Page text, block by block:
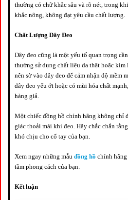
thường có chữ khắc sâu và rõ nét, trong
khắc nông, không đạt yêu cầu chất lượng.
Chất Lượng Dây Đeo
Dây đeo cũng là một yếu tố quan trọng
thường sử dụng chất liệu da thật hoặc kim
nên sờ vào dây đeo để cảm nhận độ mềm
dây đeo yếu ớt hoặc có mùi hóa chất
hàng giả.
Một chiếc đồng hồ chính hãng không chỉ
giác thoải mái khi đeo. Hãy chắc chắn
khó chịu cho cổ tay của bạn.
Xem ngay những mẫu đồng hồ chính
tầm phong cách của bạn.
Kết luận